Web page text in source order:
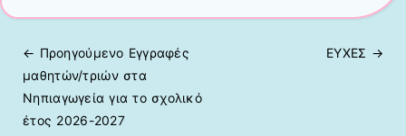
Πλοήγηση άρθρων
← Προηγούμενo Εγγραφές
μαθητών/τριών στα
Νηπιαγωγεία για το σχολικό
έτος 2026-2027
ΕΥΧΕΣ →